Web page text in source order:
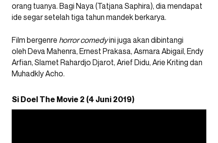
orang tuanya. Bagi Naya (Tatjana Saphira), dia mendapat
ide segar setelah tiga tahun mandek berkarya.
Film bergenre horror comedyini juga akan dibintangi
oleh Deva Mahenra, Ernest Prakasa, Asmara Abigail, Endy
Arfian, Slamet Rahardjo Djarot, Arief Didu, Arie Kriting dan
Muhadkly Acho.
Si Doel The Movie 2 (4 Juni 2019)